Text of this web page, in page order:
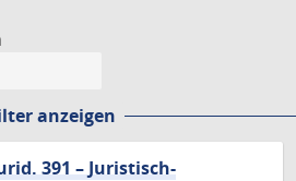
anzeigen
391 – Juristisch-